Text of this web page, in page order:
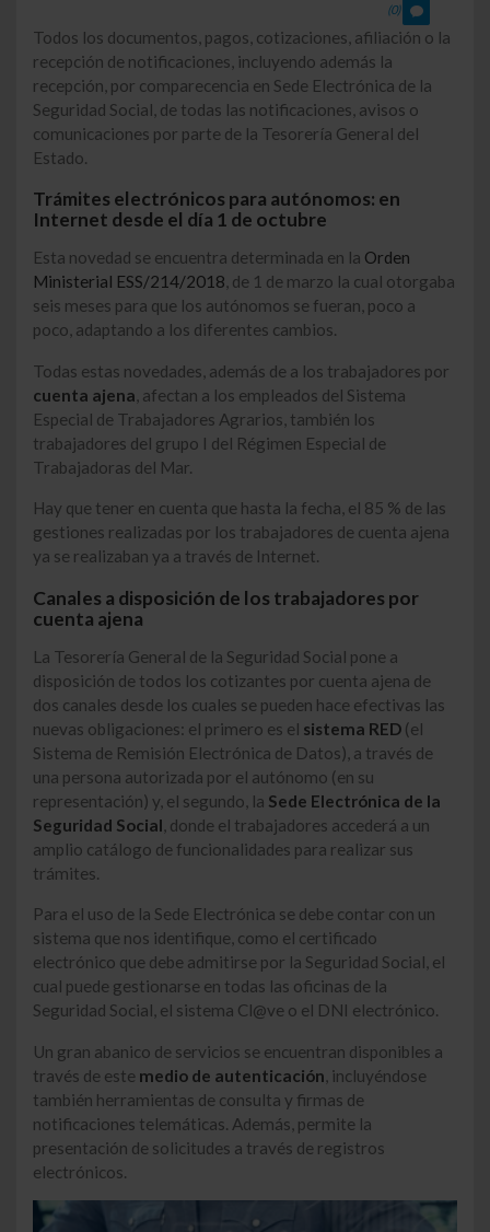
(0)
Todos los documentos, pagos, cotizaciones, afiliación o la
recepción de notificaciones, incluyendo además la
recepción, por comparecencia en Sede Electrónica de la
Seguridad Social, de todas las notificaciones, avisos o
comunicaciones por parte de la Tesorería General del
Estado.
Trámites electrónicos para autónomos: en
Internet desde el día 1 de octubre
Esta novedad se encuentra determinada en la Orden
Ministerial ESS/214/2018 , de 1 de marzo la cual otorgaba
seis meses para que los autónomos se fueran, poco a
poco, adaptando a los diferentes cambios.
Todas estas novedades, además de a los trabajadores por
cuenta ajena , afectan a los empleados del Sistema
Especial de Trabajadores Agrarios, también los
trabajadores del grupo I del Régimen Especial de
Trabajadoras del Mar.
Hay que tener en cuenta que hasta la fecha, el 85 % de las
gestiones realizadas por los trabajadores de cuenta ajena
ya se realizaban ya a través de Internet.
Canales a disposición de los trabajadores por
cuenta ajena
La Tesorería General de la Seguridad Social pone a
disposición de todos los cotizantes por cuenta ajena de
dos canales desde los cuales se pueden hace efectivas las
nuevas obligaciones: el primero es el sistema RED (el
Sistema de Remisión Electrónica de Datos), a través de
una persona autorizada por el autónomo (en su
representación) y, el segundo, la Sede Electrónica de la
Seguridad Social , donde el trabajadores accederá a un
amplio catálogo de funcionalidades para realizar sus
trámites.
Para el uso de la Sede Electrónica se debe contar con un
sistema que nos identifique, como el certificado
electrónico que debe admitirse por la Seguridad Social, el
cual puede gestionarse en todas las oficinas de la
Seguridad Social, el sistema Cl@ve o el DNI electrónico.
Un gran abanico de servicios se encuentran disponibles a
través de este medio de autenticación , incluyéndose
también herramientas de consulta y firmas de
notificaciones telemáticas. Además, permite la
presentación de solicitudes a través de registros
electrónicos.